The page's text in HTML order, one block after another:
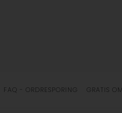
FAQ - ORDRESPORING GRATIS